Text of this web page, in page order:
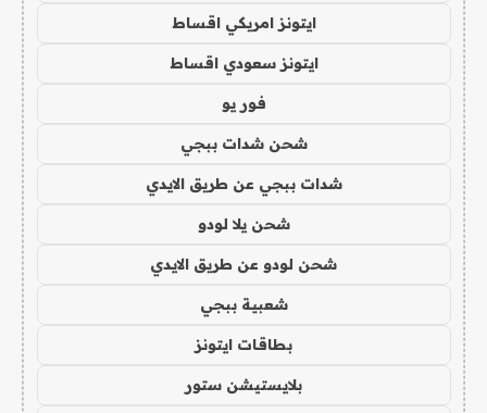
ايتونز امريكي اقساط
ايتونز سعودي اقساط
فور يو
شحن شدات ببجي
شدات ببجي عن طريق الايدي
شحن يلا لودو
شحن لودو عن طريق الايدي
شعبية ببجي
بطاقات ايتونز
بلايستيشن ستور